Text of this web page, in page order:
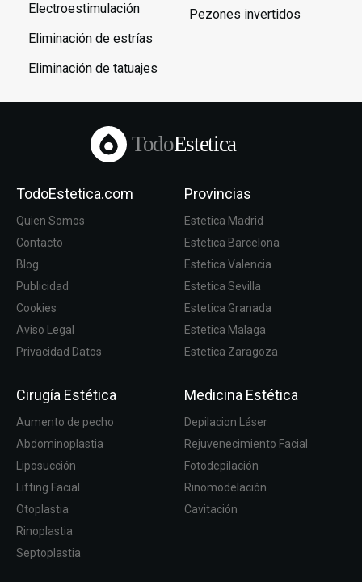
Electroestimulación
Eliminación de estrías
Eliminación de tatuajes
Pezones invertidos
TodoEstetica
TodoEstetica.com
Quien Somos
Contacto
Blog
Publicidad
Cookies
Aviso Legal
Privacidad Datos
Provincias
Estetica Madrid
Estetica Barcelona
Estetica Valencia
Estetica Sevilla
Estetica Granada
Estetica Malaga
Estetica Zaragoza
Cirugía Estética
Aumento de pecho
Abdominoplastia
Liposucción
Lifting Facial
Otoplastia
Rinoplastia
Septoplastia
Medicina Estética
Depilacion Láser
Rejuvenecimiento Facial
Fotodepilación
Rinomodelación
Cavitación